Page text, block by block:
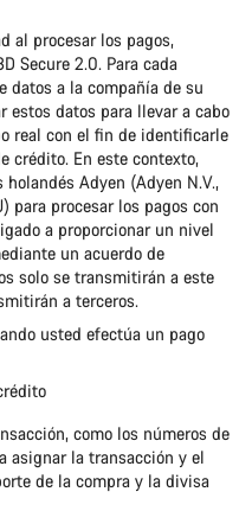
al procesar los pagos,
Secure 2.0. Para cada
datos a la compañía de su
datos para llevar a cabo
real con el fin de identificarle
crédito. En este contexto,
Adyen (Adyen N.V.,
para procesar los pagos con
a proporcionar un nivel
un acuerdo de
solo se transmitirán a este
a terceros.
usted efectúa un pago
como los números de
asignar la transacción y el
de la compra y la divisa